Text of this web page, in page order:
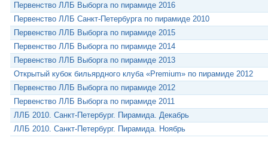
Первенство ЛЛБ Выборга по пирамиде 2016
Первенство ЛЛБ Санкт-Петербурга по пирамиде 2010
Первенство ЛЛБ Выборга по пирамиде 2015
Первенство ЛЛБ Выборга по пирамиде 2014
Первенство ЛЛБ Выборга по пирамиде 2013
Открытый кубок бильярдного клуба «Premium» по пирамиде 2012
Первенство ЛЛБ Выборга по пирамиде 2012
Первенство ЛЛБ Выборга по пирамиде 2011
ЛЛБ 2010. Санкт-Петербург. Пирамида. Декабрь
ЛЛБ 2010. Санкт-Петербург. Пирамида. Ноябрь